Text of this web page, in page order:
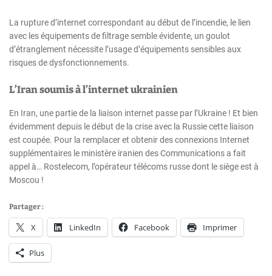
La rupture d’internet correspondant au début de l’incendie, le lien
avec les équipements de filtrage semble évidente, un goulot
d’étranglement nécessite l’usage d’équipements sensibles aux
risques de dysfonctionnements.
L’Iran soumis à l’internet ukrainien
En Iran, une partie de la liaison internet passe par l’Ukraine ! Et bien
évidemment depuis le début de la crise avec la Russie cette liaison
est coupée. Pour la remplacer et obtenir des connexions Internet
supplémentaires le ministère iranien des Communications a fait
appel à… Rostelecom, l’opérateur télécoms russe dont le siège est à
Moscou !
Partager :
X LinkedIn Facebook Imprimer
Plus